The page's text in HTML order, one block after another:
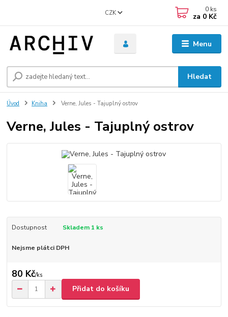
Menu
CZK
Hledat
0 ks
za 0 Kč
Úvod Kniha Verne, Jules - Tajuplný ostrov
Verne, Jules - Tajuplný ostrov
Dostupnost Skladem 1 ks
Nejsme plátci DPH
80 Kč/ks
Přidat do košíku